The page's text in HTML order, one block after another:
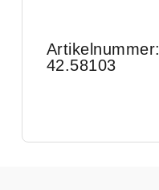
Artikelnummer:
42.58103